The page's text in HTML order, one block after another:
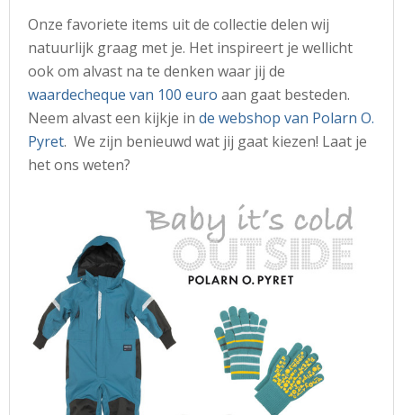
Onze favoriete items uit de collectie delen wij
natuurlijk graag met je. Het inspireert je wellicht
ook om alvast na te denken waar jij de
waardecheque van 100 euro aan gaat besteden.
Neem alvast een kijkje in de webshop van Polarn O.
Pyret. We zijn benieuwd wat jij gaat kiezen! Laat je
het ons weten?